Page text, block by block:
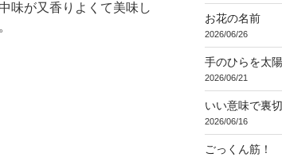
味が又香りよくて美味し
お花の名前
2026/06/26
手のひらを太
2026/06/21
いい意味で裏
2026/06/16
ごっくん筋！